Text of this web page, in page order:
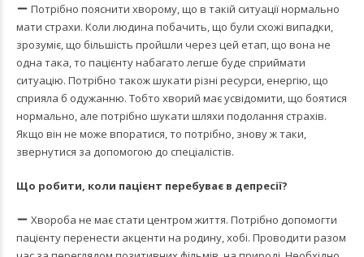
Потрібно пояснити хворому, що в такій ситуації нормально
мати страхи. Коли людина побачить, що були схожі випадки,
зрозуміє, що більшість пройшли через цей етап, що вона не
одна така, то пацієнту набагато легше буде сприймати
ситуацію. Потрібно також шукати різні ресурси, енергію, що
сприяла б одужанню. Тобто хворий має усвідомити, що боятися
нормально, але потрібно шукати шляхи подолання страхів.
Якщо він не може впоратися, то потрібно, знову ж таки,
звернутися за допомогою до спеціалістів.
Що робити, коли пацієнт перебуває в депресії?
Хвороба не має стати центром життя. Потрібно допомогти
пацієнту перенести акценти на родину, хобі. Проводити разом